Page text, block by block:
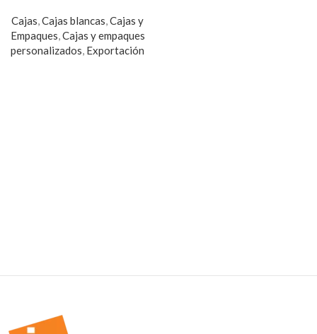
Cajas,Cajas blancas,Cajas y
Empaques,Cajas y empaques
personalizados, Exportación